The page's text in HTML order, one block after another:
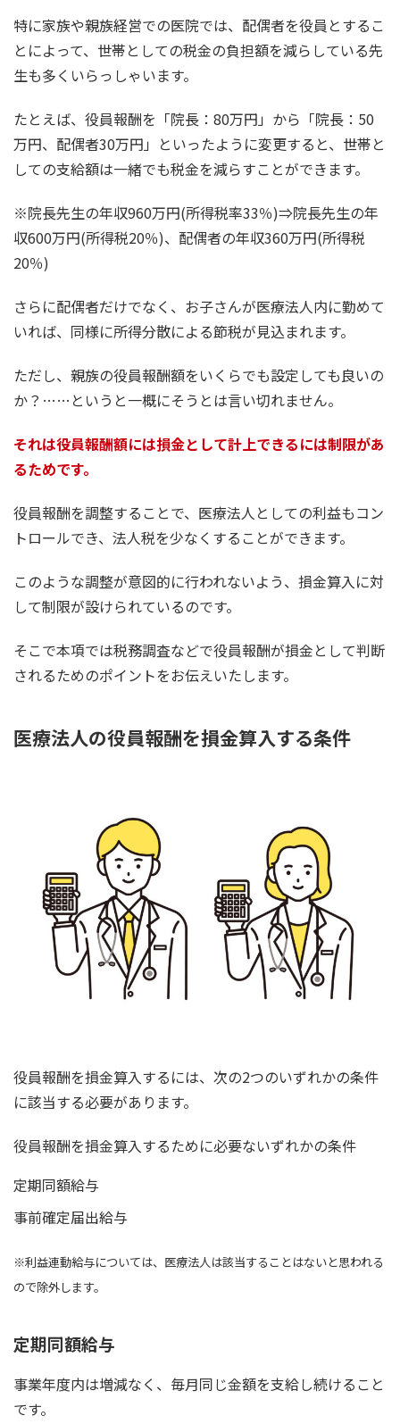
特に家族や親族経営での医院では、配偶者を役員とするこ
とによって、世帯としての税金の負担額を減らしている先
生も多くいらっしゃいます。
たとえば、役員報酬を「院長：80万円」から「院長：50
万円、配偶者30万円」といったように変更すると、世帯と
しての支給額は一緒でも税金を減らすことができます。
※院長先生の年収960万円(所得税率33％)⇒院長先生の年
収600万円(所得税20％)、配偶者の年収360万円(所得税
20％)
さらに配偶者だけでなく、お子さんが医療法人内に勤めて
いれば、同様に所得分散による節税が見込まれます。
ただし、親族の役員報酬額をいくらでも設定しても良いの
か？……というと一概にそうとは言い切れません。
それは役員報酬額には損金として計上できるには制限があ
るためです。
役員報酬を調整することで、医療法人としての利益もコン
トロールでき、法人税を少なくすることができます。
このような調整が意図的に行われないよう、損金算入に対
して制限が設けられているのです。
そこで本項では税務調査などで役員報酬が損金として判断
されるためのポイントをお伝えいたします。
医療法人の役員報酬を損金算入する条件
役員報酬を損金算入するには、次の2つのいずれかの条件
に該当する必要があります。
役員報酬を損金算入するために必要ないずれかの条件
定期同額給与
事前確定届出給与
※利益連動給与については、医療法人は該当することはないと思われる
ので除外します。
定期同額給与
事業年度内は増減なく、毎月同じ金額を支給し続けること
です。